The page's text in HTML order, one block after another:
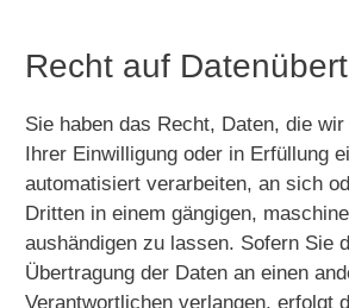
Recht auf
Sie haben das Recht, Daten, die
Ihrer Einwilligung oder in Erfüllung
automatisiert verarbeiten, an sich
Dritten in einem gängigen,
aushändigen zu lassen. Sofern Sie
Übertragung der Daten an einen
Verantwortlichen verlangen, erfolgt